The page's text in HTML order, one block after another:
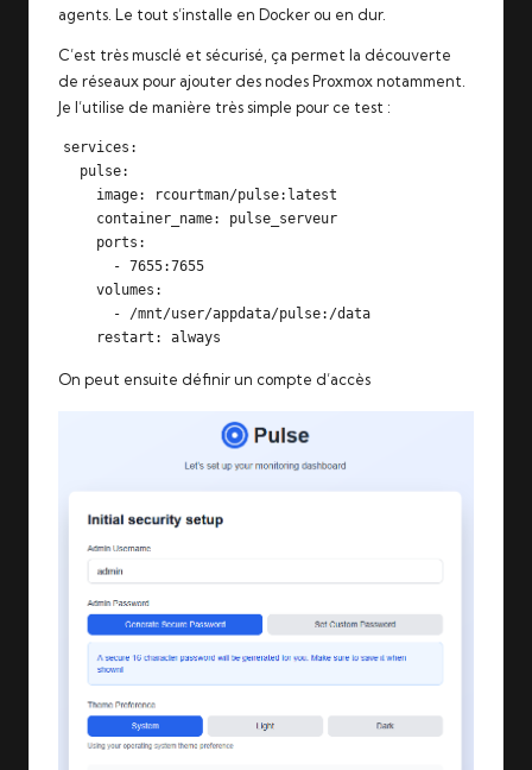
agents . Le tout s’installe en Docker ou en dur.
C’est très musclé et sécurisé, ça permet la découverte
de réseaux pour ajouter des nodes Proxmox notamment.
Je l’utilise de manière très simple pour ce test :
services:
    restart: always
On peut ensuite définir un compte d’accès